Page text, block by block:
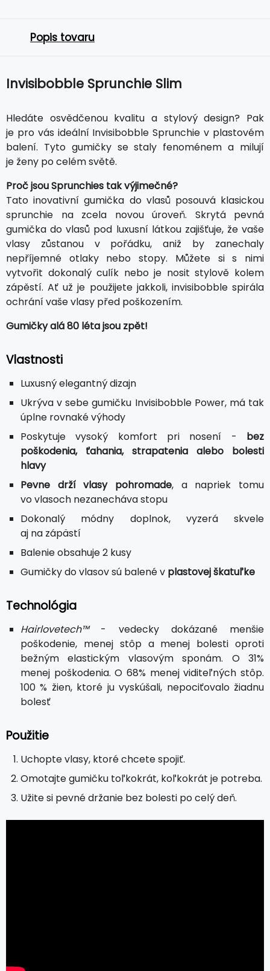
Popis tovaru
Invisibobble Sprunchie Slim
Hledáte osvědčenou kvalitu a stylový design? Pak
je pro vás ideální Invisibobble Sprunchie v plastovém
balení. Tyto gumičky se staly fenoménem a milují
je ženy po celém světě.
Proč jsou Sprunchies tak výjimečné?
Tato inovativní gumička do vlasů posouvá klasickou
sprunchie na zcela novou úroveň. Skrytá pevná
gumička do vlasů pod luxusní látkou zajišťuje, že vaše
vlasy zůstanou v pořádku, aniž by zanechaly
nepříjemné otlaky nebo stopy. Můžete si s nimi
vytvořit dokonalý culík nebo je nosit stylově kolem
zápěstí. Ať už je použijete jakkoli, invisibobble spirála
ochrání vaše vlasy před poškozením.
Gumičky alá 80 léta jsou zpět!
Vlastnosti
Luxusný elegantný dizajn
Ukrýva v sebe gumičku Invisibobble Power, má tak
úplne rovnaké výhody
Poskytuje vysoký komfort pri nosení - bez
poškodenia, ťahania, strapatenia alebo bolesti
hlavy
Pevne drží vlasy pohromade, a napriek tomu
vo vlasoch nezanecháva stopu
Dokonalý módny doplnok, vyzerá skvele
aj na zápästí
Balenie obsahuje 2 kusy
Gumičky do vlasov sú balené v plastovej škatuľke
Technológia
Hairlovetech™- vedecky dokázané menšie
poškodenie, menej stôp a menej bolesti oproti
bežným elastickým vlasovým sponám. O 31%
menej poškodenia. O 68% menej viditeľných stôp.
100 % žien, ktoré ju vyskúšali, nepociťovalo žiadnu
bolesť
Použitie
Uchopte vlasy, ktoré chcete spojiť.
Omotajte gumičku toľkokrát, koľkokrát je potreba.
Užite si pevné držanie bez bolesti po celý deň.